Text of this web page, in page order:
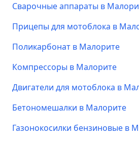
Сварочные аппараты в
Прицепы для мотоблока в
Поликарбонат в Малорите
Компрессоры в Малорите
Двигатели для мотоблока в
Бетономешалки в Малорите
Газонокосилки бензиновые в